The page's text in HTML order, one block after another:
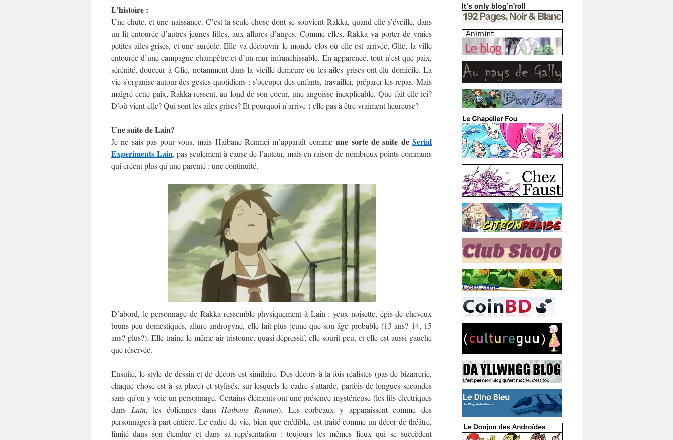
L’histoire :
Une chute, et une naissance. C’est la seule chose dont se souvient Rakka, quand elle s’éveille, dans
un lit entourée d’autres jeunes filles, aux allures d’anges. Comme elles, Rakka va porter de vraies
petites ailes grises, et une auréole. Elle va découvrir le monde clos où elle est arrivée, Glie, la ville
entourée d’une campagne champêtre et d’un mur infranchissable. En apparence, tout n’est que paix,
sérénité, douceur à Glie, notamment dans la vieille demeure où les ailes grises ont élu domicile. La
vie s’organise autour des gestes quotidiens : s’occuper des enfants, travailler, préparer les repas. Mais
malgré cette paix, Rakka ressent, au fond de son coeur, une angoisse inexplicable. Que fait-elle ici?
D’où vient-elle? Qui sont les ailes grises? Et pourquoi n’arrive-t-elle pas à être vraiment heureuse?
Une suite de Lain?
Je ne sais pas pour vous, mais Haibane Renmei m’apparaît commeune sorte de suite de Serial
Experiments Lain, pas seulement à cause de l’auteur, mais en raison de nombreux points communs
qui créent plus qu’une parenté : une continuité.
D’abord, le personnage de Rakka ressemble physiquement à Lain : yeux noisette, épis de cheveux
bruns peu domestiqués, allure androgyne, elle fait plus jeune que son âge probable (13 ans? 14, 15
ans? plus?). Elle traîne le même air tristoune, quasi dépressif, elle sourit peu, et elle est aussi gauche
que réservée.
Ensuite, le style de dessin et de décors est similaire. Des décors à la fois réalistes (pas de bizarrerie,
chaque chose est à sa place) et stylisés, sur lesquels le cadre s’attarde, parfois de longues secondes
sans qu’on y voie un personnage. Certains éléments ont une présence mystérieuse (les fils électriques
dans Lain, les éoliennes dans Haibane Renmei). Les corbeaux y apparaissent comme des
personnages à part entière. Le cadre de vie, bien que crédible, est traité comme un décor de théâtre,
limité dans son étendue et dans sa repésentation : toujours les mêmes lieux qui se succèdent
It’s only blog’n'roll